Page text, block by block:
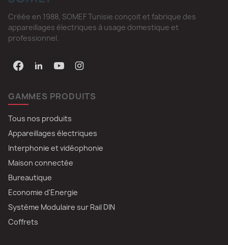
Créée en 1988, SOMEF Tunisie conçoit et fabrique des
appareillages électriques à usage domestique et
professionnel.
GAMMES PRODUITS
Tous nos produits
Appareillages électriques
Interphonie et vidéophonie
Maison connectée
Bureautique
Economie d'Energie
Système Modulaire sur Rail DIN
Coffrets